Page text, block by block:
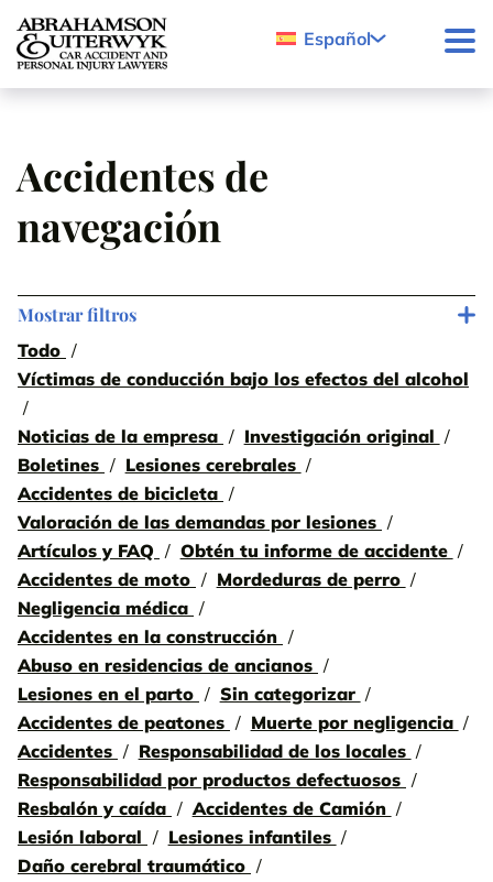
Skip to content
Español
Accidentes de
navegación
Mostrar filtros
Todo
Víctimas de conducción bajo los efectos del alcohol
Noticias de la empresa
Investigación original
Boletines
Lesiones cerebrales
Accidentes de bicicleta
Valoración de las demandas por lesiones
Artículos y FAQ
Obtén tu informe de accidente
Accidentes de moto
Mordeduras de perro
Negligencia médica
Accidentes en la construcción
Abuso en residencias de ancianos
Lesiones en el parto
Sin categorizar
Accidentes de peatones
Muerte por negligencia
Accidentes
Responsabilidad de los locales
Responsabilidad por productos defectuosos
Resbalón y caída
Accidentes de Camión
Lesión laboral
Lesiones infantiles
Daño cerebral traumático